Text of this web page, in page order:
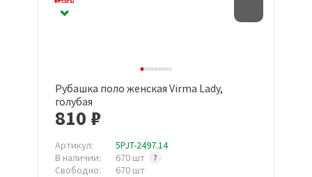
Рубашка поло женская Virma Lady,
голубая
810 ₽
Артикул:
5PJT-2497.14
В наличии:
670 шт
Свободно:
670 шт